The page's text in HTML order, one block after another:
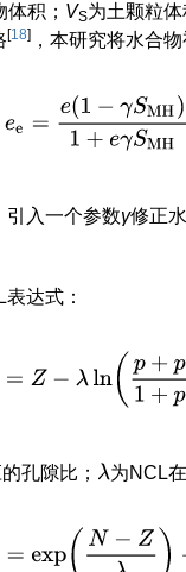
积； VS为土颗粒
[18] ，本研究将水合
1−γS MH)1+eγS
引入一个参数γ修正
达式：
p s1 +p s)
孔隙比； λ 为NCL
exp (N−Z λ)− 1。